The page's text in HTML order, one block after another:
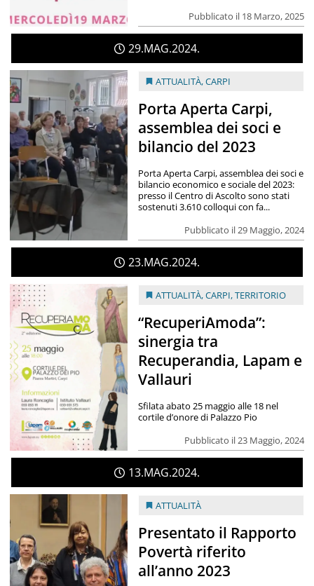
Pubblicato il 18 Marzo, 2025
29 MAG 2024
ATTUALITÀ,CARPI
Porta Aperta Carpi,
assemblea dei soci e
bilancio del 2023
Pubblicato il 29 Maggio, 2024
Porta Aperta Carpi, assemblea dei soci e
bilancio economico e sociale del 2023:
presso il Centro di Ascolto sono stati
sostenuti 3.610 colloqui con fa...
23 MAG 2024
ATTUALITÀ,CARPI,TERRITORIO
“RecuperiAmoda”:
sinergia tra
Recuperandia, Lapam e
Vallauri
Pubblicato il 23 Maggio, 2024
Sfilata abato 25 maggio alle 18 nel
cortile d’onore di Palazzo Pio
13 MAG 2024
ATTUALITÀ
Presentato il Rapporto
Povertà riferito
all’anno 2023